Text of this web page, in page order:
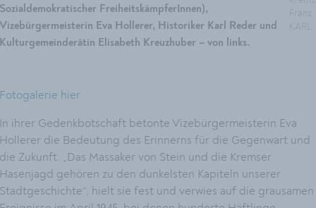
Sozialdemokratischer FreiheitskämpferInnen),
Vizebürgermeisterin Eva Hollerer, Historiker Karl Reder und
Kulturgemeinderätin Elisabeth Kreuzhuber – von links.
Fotogalerie hier
In ihrer Gedenkbotschaft betonte Vizebürgermeisterin Eva
Hollerer die Bedeutung des Erinnerns für die Gegenwart und
die Zukunft. „Das Massaker von Stein und die Kremser
Hasenjagd gehören zu den dunkelsten Kapiteln unserer
Stadtgeschichte“, hielt sie fest und verwies auf die grausamen